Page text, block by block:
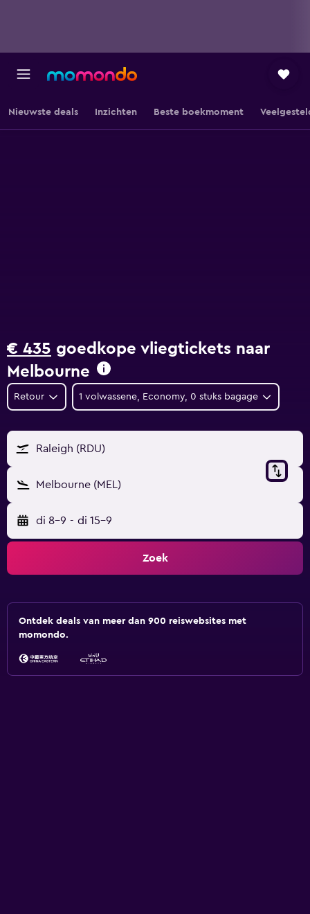
Nieuwste deals Inzichten Beste boekmoment
€ 435 goedkope vliegtickets naar
Melbourne
Retour 1 volwassene, Economy, 0 stuks bagage
Raleigh (RDU)
Melbourne (MEL)
di 8-9 - di 15-9
Zoek
Ontdek deals van meer dan 900 reiswebsites met
momondo.